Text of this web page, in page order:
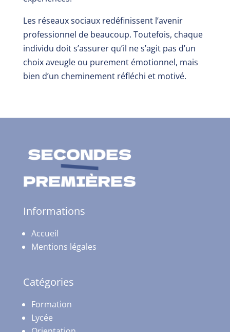
Les réseaux sociaux redéfinissent l’avenir
professionnel de beaucoup. Toutefois, chaque
individu doit s’assurer qu’il ne s’agit pas d’un
choix aveugle ou purement émotionnel, mais
bien d’un cheminement réfléchi et motivé.
Informations
Accueil
Mentions légales
Catégories
Formation
Lycée